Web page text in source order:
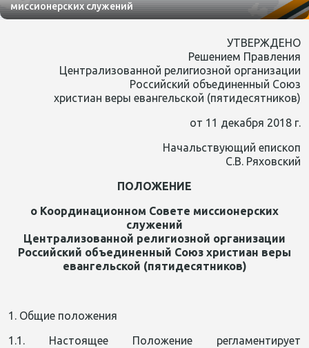
миссионерских служений
УТВЕРЖДЕНО
Решением Правления
Централизованной религиозной организации
Российский объединенный Союз
христиан веры евангельской (пятидесятников)
от 11 декабря 2018 г.
Начальствующий епископ
С.В. Ряховский
ПОЛОЖЕНИЕ
о Координационном Совете миссионерских
служений
Централизованной религиозной организации
Российский объединенный Союз христиан веры
евангельской (пятидесятников)
1. Общие положения
1.1. Настоящее Положение регламентирует